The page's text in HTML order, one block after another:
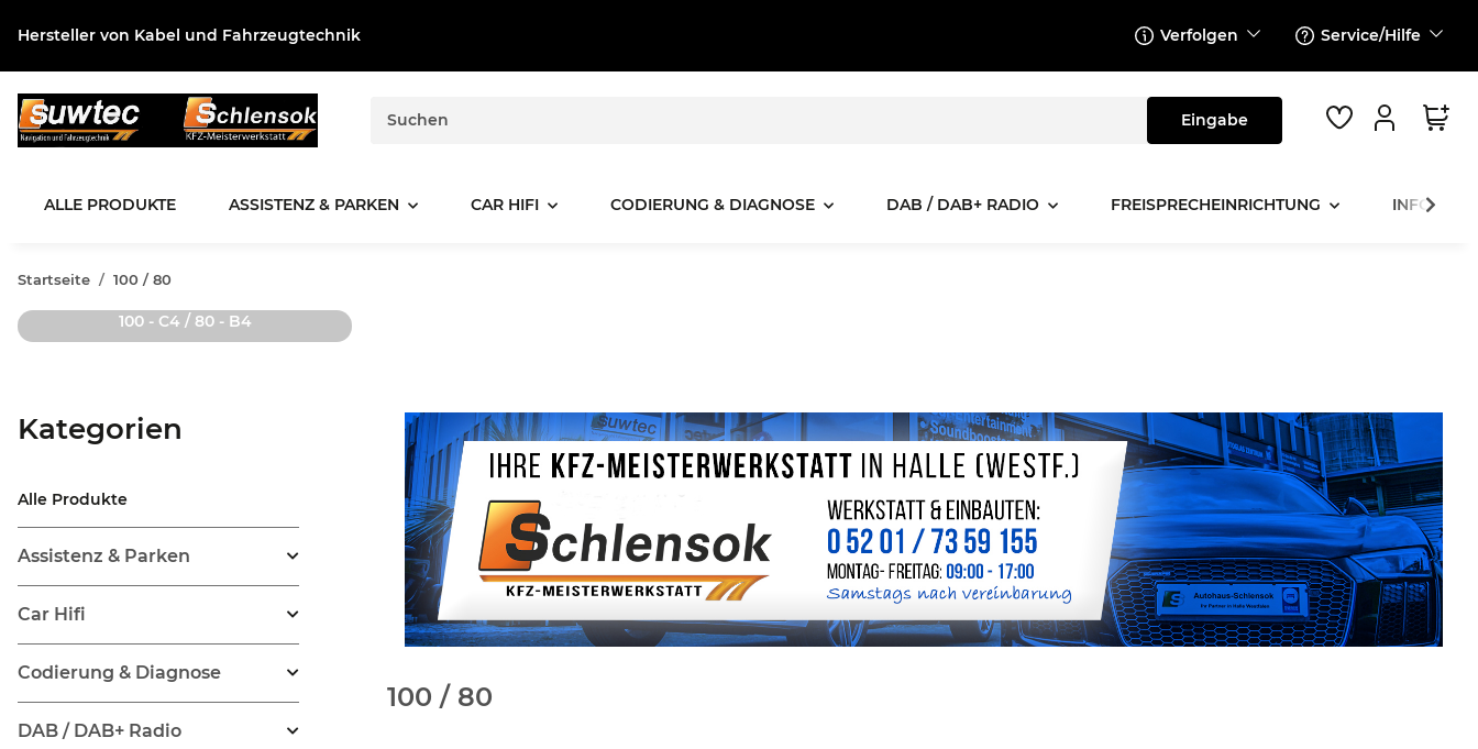
Hersteller von Kabel und Fahrzeugtechnik Verfolgen Service/Hilfe
ALLE PRODUKTE ASSISTENZ & PARKEN CAR HIFI CODIERUNG & DIAGNOSE DAB / DAB+ RADIO FREISPRECHEINRICHTUNG
Startseite 100 / 80
100 - C4 / 80 - B4
100 / 80
Kategorien
Alle Produkte
Assistenz & Parken
Car Hifi
Codierung & Diagnose
DAB / DAB+ Radio